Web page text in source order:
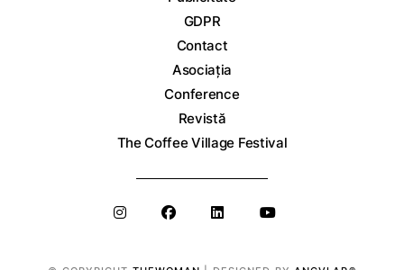
GDPR
Contact
Asociația
Conference
Revistă
The Coffee Village Festival